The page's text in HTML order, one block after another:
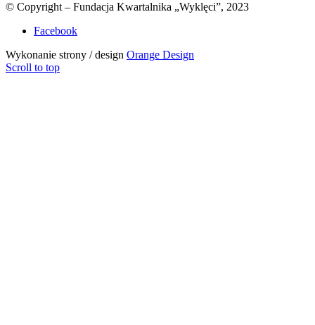
© Copyright – Fundacja Kwartalnika „Wyklęci”, 2023
Facebook
Wykonanie strony / design Orange Design
Scroll to top